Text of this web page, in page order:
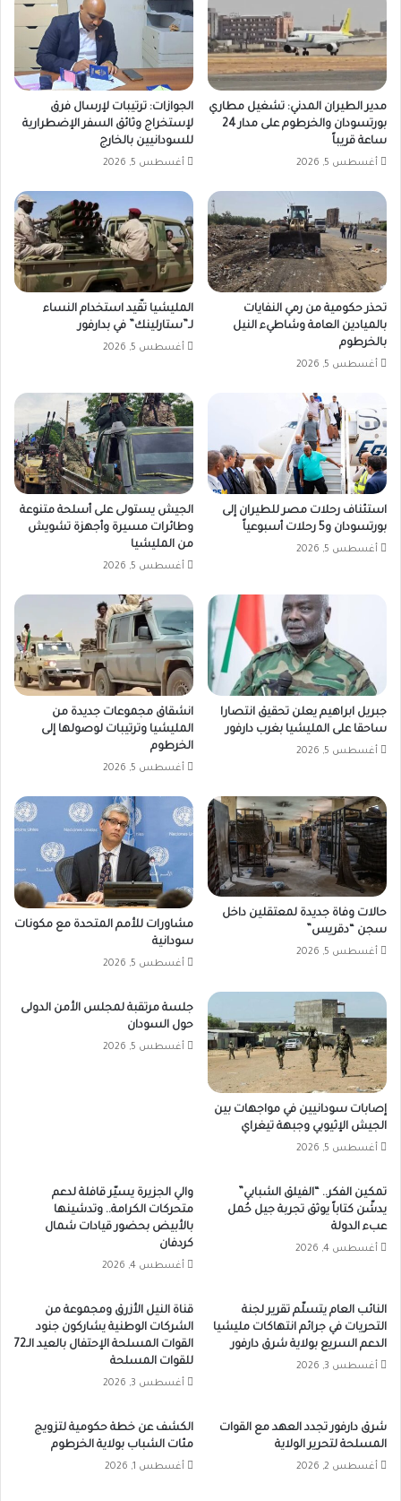
مدير الطيران المدني: تشغيل مطاري
بورتسودان والخرطوم على مدار 24
ساعة قريباً
أغسطس 5, 2026
الجوازات: ترتيبات لإرسال فرق
لإستخراج وثائق السفر الإضطرارية
للسودانيين بالخارج
أغسطس 5, 2026
تحذر حكومية من رمي النفايات
بالميادين العامة وشاطيء النيل
بالخرطوم
أغسطس 5, 2026
المليشيا تقّيد استخدام النساء
لـ”ستارلينك” في بدارفور
أغسطس 5, 2026
استئناف رحلات مصر للطيران إلى
بورتسودان و5 رحلات أسبوعياً
أغسطس 5, 2026
الجيش يستولى على أسلحة متنوعة
وطائرات مسيرة وأجهزة تشويش
من المليشيا
أغسطس 5, 2026
جبريل ابراهيم يعلن تحقيق انتصارا
ساحقا على المليشيا بغرب دارفور
أغسطس 5, 2026
انشقاق مجموعات جديدة من
المليشيا وترتيبات لوصولها إلى
الخرطوم
أغسطس 5, 2026
حالات وفاة جديدة لمعتقلين داخل
سجن “دقريس”
أغسطس 5, 2026
مشاورات للأمم المتحدة مع مكونات
سودانية
أغسطس 5, 2026
إصابات سودانيين في مواجهات بين
الجيش الإثيوبي وجبهة تيغراي
أغسطس 5, 2026
جلسة مرتقبة لمجلس الأمن الدولى
حول السودان
أغسطس 5, 2026
تمكين الفكر.. “الفيلق الشبابي”
يدشّن كتاباً يوثق تجربة جيل حُمل
عبء الدولة
أغسطس 4, 2026
والي الجزيرة يسيّر قافلة لدعم
متحركات الكرامة.. وتدشينها
بالأبيض بحضور قيادات شمال
كردفان
أغسطس 4, 2026
النائب العام يتسلّم تقرير لجنة
التحريات في جرائم انتهاكات مليشيا
الدعم السريع بولاية شرق دارفور
أغسطس 3, 2026
قناة النيل الأزرق ومجموعة من
الشركات الوطنية يشاركون جنود
القوات المسلحة الإحتفال بالعيد الـ72
للقوات المسلحة
أغسطس 3, 2026
شرق دارفور تجدد العهد مع القوات
المسلحة لتحرير الولاية
أغسطس 2, 2026
الكشف عن خطة حكومية لتزويج
مئات الشباب بولاية الخرطوم
أغسطس 1, 2026